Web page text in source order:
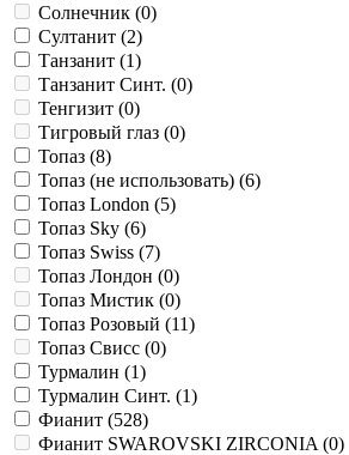
Солнечник (0)
Султанит (2)
Танзанит (1)
Танзанит Синт. (0)
Тенгизит (0)
Тигровый глаз (0)
Топаз (8)
Топаз (не использовать) (6)
Топаз London (5)
Топаз Sky (6)
Топаз Swiss (7)
Топаз Лондон (0)
Топаз Мистик (0)
Топаз Розовый (11)
Топаз Свисс (0)
Турмалин (1)
Турмалин Синт. (1)
Фианит (528)
Фианит SWAROVSKI ZIRCONIA (0)